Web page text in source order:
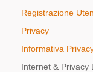
Registrazione
Privacy
Informativa
Internet & Privacy